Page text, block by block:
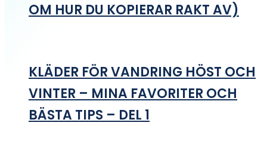
OM HUR DU KOPIERAR RAKT AV)
KLÄDER FÖR VANDRING HÖST OCH
VINTER – MINA FAVORITER OCH
BÄSTA TIPS – DEL 1